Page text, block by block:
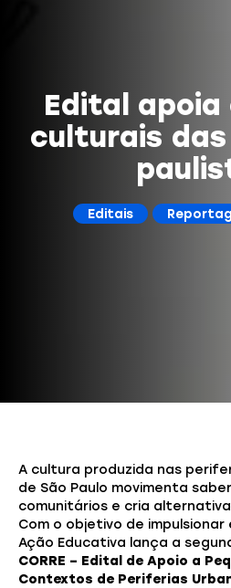
Edital
culturais
Editais
A cultura produzida nas
de São Paulo movimenta
comunitários e cria
Com o objetivo de impulsionar
Ação Educativa lança a
CORRE – Edital de Apoio a
Contextos de Periferias